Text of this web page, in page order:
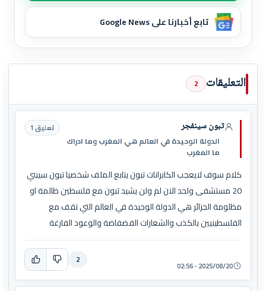
تابع أخبارنا على Google News
التعليقات 2
تبون سينفجر
الدولة الوحيدة في العالم هي المغرب وما ادراك
ما المغرب
تعليق 1
كلام سوف لايعجب الكابرانات تبون يتابع الملف شخصيا تبون سيبني
20 مستشفى ولحد الان لم ولن يشيد تبون مع فلسطين ظالمة او
مظلومة الجزائر هي الدولة الوحيدة في العالم التي تقف مع
الفلسطينيين بالكذب والشعارات الفضفاضة والوعود الفارغة
2025/08/20 - 02:56
2